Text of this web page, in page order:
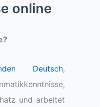
online
Deutsch,
und arbeitet